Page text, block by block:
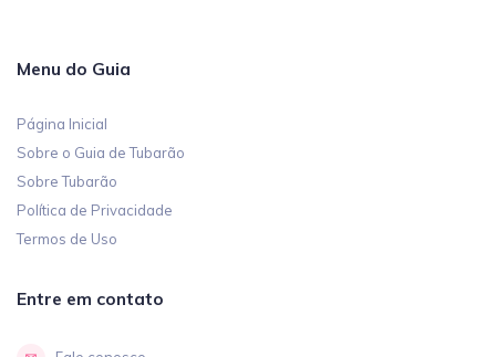
Menu do Guia
Página Inicial
Sobre o Guia de Tubarão
Sobre Tubarão
Política de Privacidade
Termos de Uso
Entre em contato